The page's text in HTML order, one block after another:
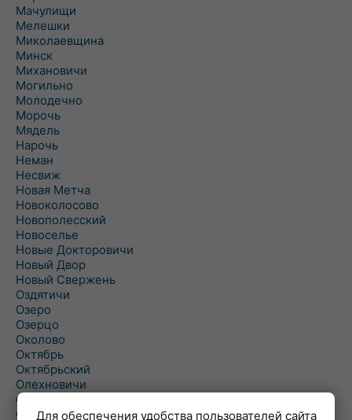
Мачулищи
Мелешки
Миколаевщина
Минск
Михановичи
Могильно
Молодечно
Морочь
Мядель
Нарочь
Неман
Несвиж
Новая Метча
Новоколосово
Новополесский
Новоселье
Новые Докторовичи
Новый Двор
Новый Свержень
Оздятичи
Озеро
Озерцо
Околово
Октябрь
Октябрьский
Олехновичи
Омговичи
ОношкиДля обеспечения удобства пользователей сайта